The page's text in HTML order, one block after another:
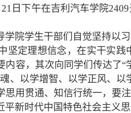
日下午在吉利汽车学院
学院学生干部们自觉坚持以
坚定理想信念，在实干实
内容，其次向同学们传达了“
、以学增智、以学正风、
用贯通、知信行统一，要
平新时代中国特色社会主义